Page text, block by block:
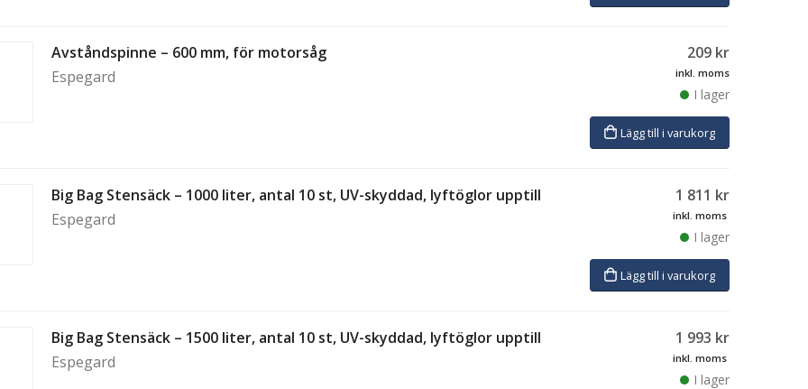
Avståndspinne – 600 mm, för motorsåg
Espegard
209 kr
inkl. moms
I lager
Lägg till i varukorg
Big Bag Stensäck – 1000 liter, antal 10 st, UV-skyddad, lyftöglor upptill
Espegard
1 811 kr
inkl. moms
I lager
Lägg till i varukorg
Big Bag Stensäck – 1500 liter, antal 10 st, UV-skyddad, lyftöglor upptill
Espegard
1 993 kr
inkl. moms
I lager